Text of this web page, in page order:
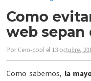
Como
web sepan
PorCero-cool el 13 octubre,
Como sabemos, la